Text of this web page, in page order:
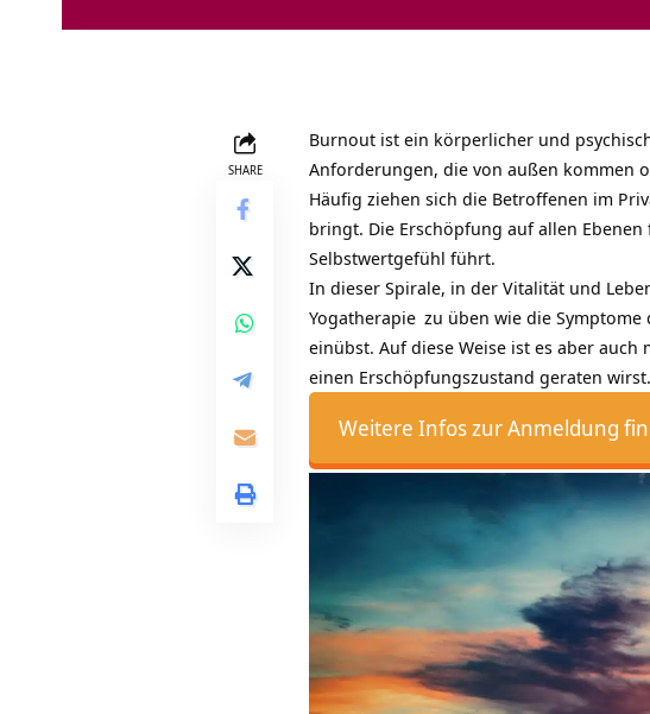
SHARE
Burnout ist ein körperlicher und
Anforderungen, die von außen kommen
Häufig ziehen sich die Betroffenen im
bringt. Die Erschöpfung auf allen
Selbstwertgefühl führt.
In dieser Spirale, in der Vitalität und
Yogatherapie zu üben wie die
einübst. Auf diese Weise ist es aber
einen Erschöpfungszustand geraten wirst.
Weitere Infos zur Anmeldung